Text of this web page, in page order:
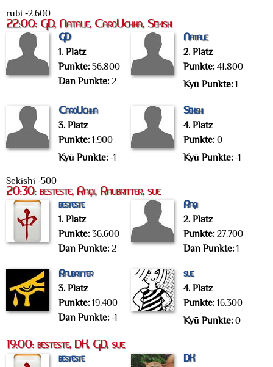
rubi -2.600
22:00: GD, Natalie, CaroUchiha, Sekishi
GD
1. Platz
Punkte: 56.800
Dan Punkte: 2
Natalie
2. Platz
Punkte: 41.800
Kyū Punkte: 1
CaroUchiha
3. Platz
Punkte: 1.900
Kyū Punkte: -1
Sekishi
4. Platz
Punkte: 0
Kyū Punkte: -1
Sekishi -500
20:30: besteste, Raqi, Raubritter, sue
besteste
1. Platz
Punkte: 36.600
Dan Punkte: 2
Raqi
2. Platz
Punkte: 27.700
Dan Punkte: 1
Raubritter
3. Platz
Punkte: 19.400
Dan Punkte: -1
sue
4. Platz
Punkte: 16.300
Kyū Punkte: 0
19:00: besteste, DK, GD, sue
besteste
DK